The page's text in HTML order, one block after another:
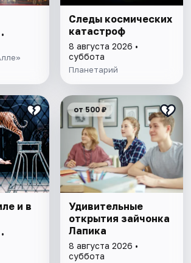
Следы космических
катастроф
8 августа 2026 •
суббота
Планетарий
и в
от 500 ₽
Удивительные
открытия зайчонка
Лапика
8 августа 2026 •
суббота